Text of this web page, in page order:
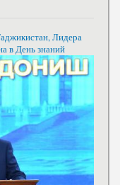
Лидера
в День знаний